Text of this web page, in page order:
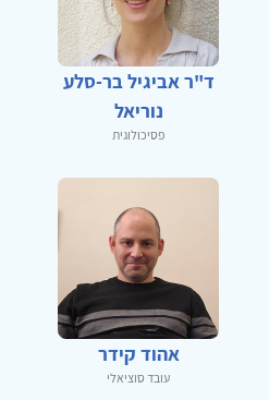
ד"ר אביגיל בר-סלע
נוריאל
פסיכולוגית
אהוד קידר
עובד סוציאלי